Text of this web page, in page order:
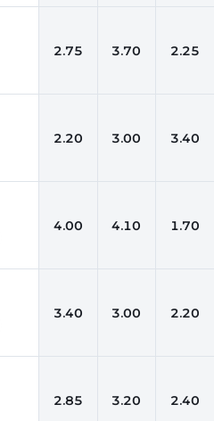
2.75 3.70 2.25
2.20 3.00 3.40
4.00 4.10 1.70
3.40 3.00 2.20
2.85 3.20 2.40